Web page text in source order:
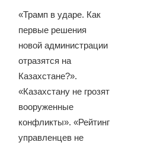
«Трамп в ударе. Как
первые решения
новой администрации
отразятся на
Казахстане?».
«Казахстану не грозят
вооруженные
конфликты». «Рейтинг
управленцев не